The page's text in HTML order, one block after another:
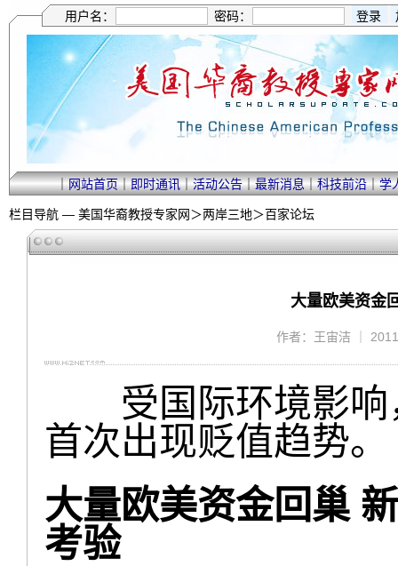
用户名： 密码：
｜网站首页｜即时通讯｜活动公告｜最新消息｜科技前沿｜学
栏目导航 — 美国华裔教授专家网＞两岸三地＞百家论坛
大量欧美资金
作者：王宙洁 ｜
受国际环境影响
首次出现贬值趋势。
大量欧美资金回巢
考验